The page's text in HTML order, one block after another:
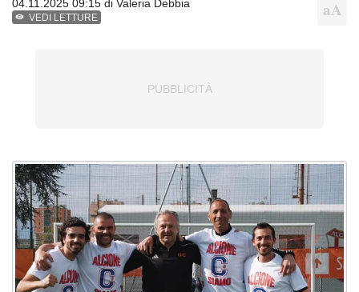
04.11.2025 09:15 di Valeria Debbia
VEDI LETTURE